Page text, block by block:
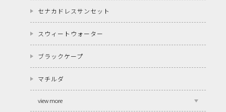
セナカドレスサンセット
スウィートウォーター
ブラックケープ
マチルダ
view more